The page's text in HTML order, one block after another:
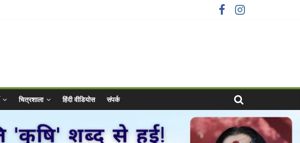
चित्रशाला हिंदी वीडियोस संपर्क